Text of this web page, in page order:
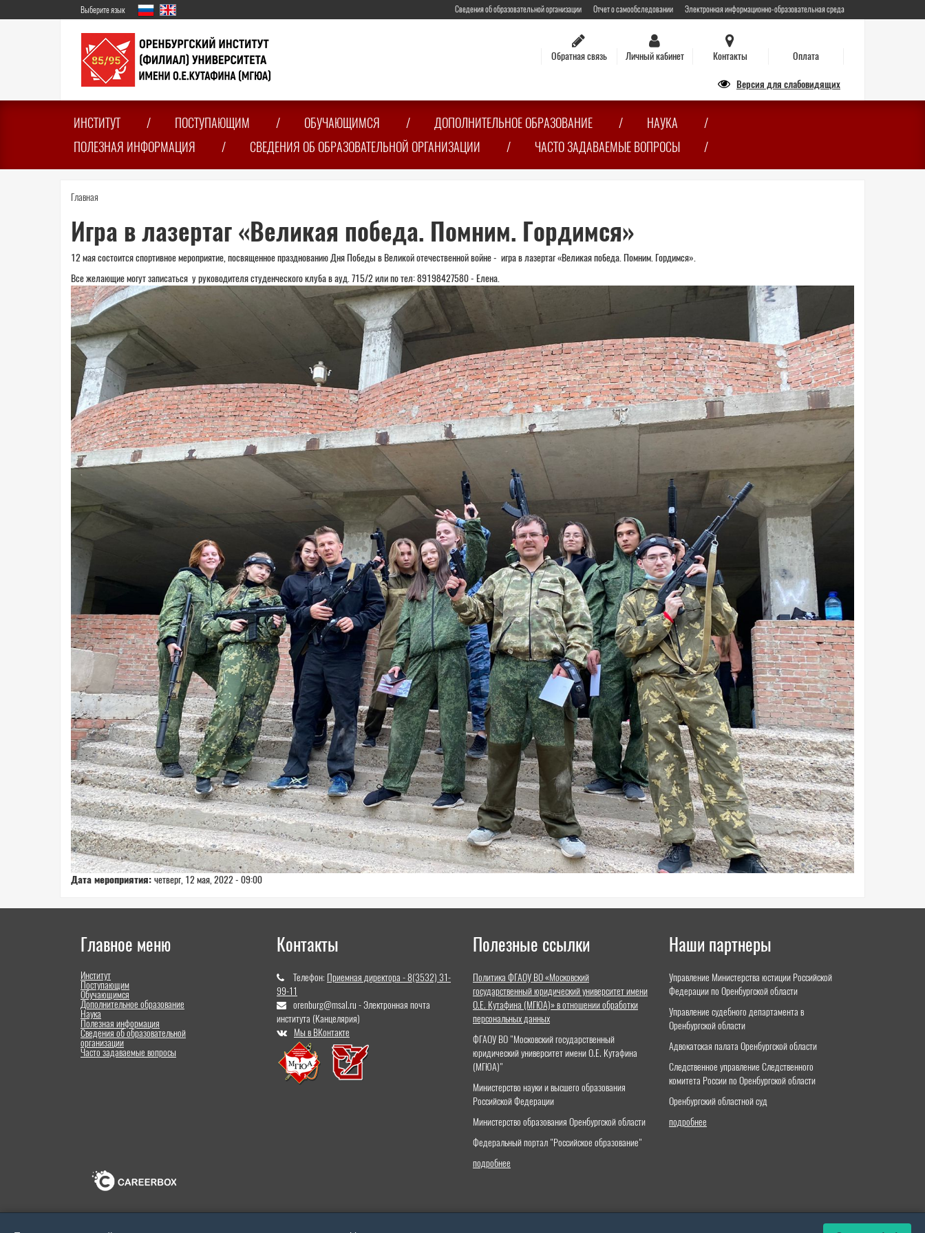
к
Выберите язык Сведения об образовательной организации Отчет о самообследовании Электронная информационно-образовательная среда
Обратная связь Личный кабинет Контакты Оплата
Версия для слабовидящих
ИНСТИТУТ ПОСТУПАЮЩИМ ОБУЧАЮЩИМСЯ ДОПОЛНИТЕЛЬНОЕ ОБРАЗОВАНИЕ
НАУКА
ПОЛЕЗНАЯ ИНФОРМАЦИЯ
СВЕДЕНИЯ ОБ ОБРАЗОВАТЕЛЬНОЙ ОРГАНИЗАЦИИ ЧАСТО ЗАДАВАЕМЫЕ ВОПРОСЫ
Вы
здесь
Главная
Игра в лазертаг «Великая победа. Помним. Гордимся»
12 мая состоится спортивное мероприятие, посвященное празднованию Дня Победы в Великой отечественной войне - игра в лазертаг «Великая победа. Помним. Гордимся».
Все желающие могут записаться у руководителя студенческого клуба в ауд. 715/2 или по тел: 89198427580 - Елена.
Дата мероприятия: четверг, 12 мая, 2022 - 09:00
Главное меню
Институт
Поступающим
Обучающимся
Дополнительное образование
Наука
Полезная информация
Сведения об образовательной
организации
Часто задаваемые вопросы
Контакты
Телефон: Приемная директора - 8(3532) 31-
99-11
orenburg@msal.ru - Электронная почта
института (Канцелярия)
Мы в ВКонтакте
Полезные ссылки
Политика ФГАОУ ВО «Московский
государственный юридический университет имени
О.Е. Кутафина (МГЮА)» в отношении обработки
персональных данных
ФГАОУ ВО "Московский государственный
юридический университет имени О.Е. Кутафина
(МГЮА)"
Министерство науки и высшего образования
Российской Федерации
Министерство образования Оренбургской области
Федеральный портал "Российское образование"
подробнее
Наши партнеры
Управление Министерства юстиции Российской
Федерации по Оренбургской области
Управление судебного департамента в
Оренбургской области
Адвокатская палата Оренбургской области
Следственное управление Следственного
комитета России по Оренбургской области
Оренбургский областной суд
подробнее